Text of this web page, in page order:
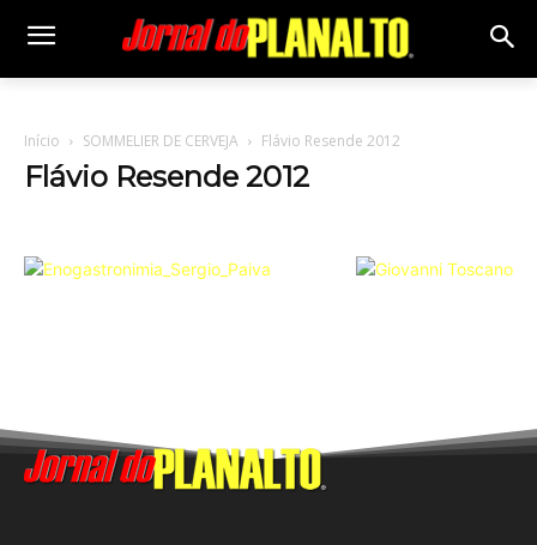
Início SOMMELIER DE CERVEJA Flávio Resende 2012
Flávio Resende 2012